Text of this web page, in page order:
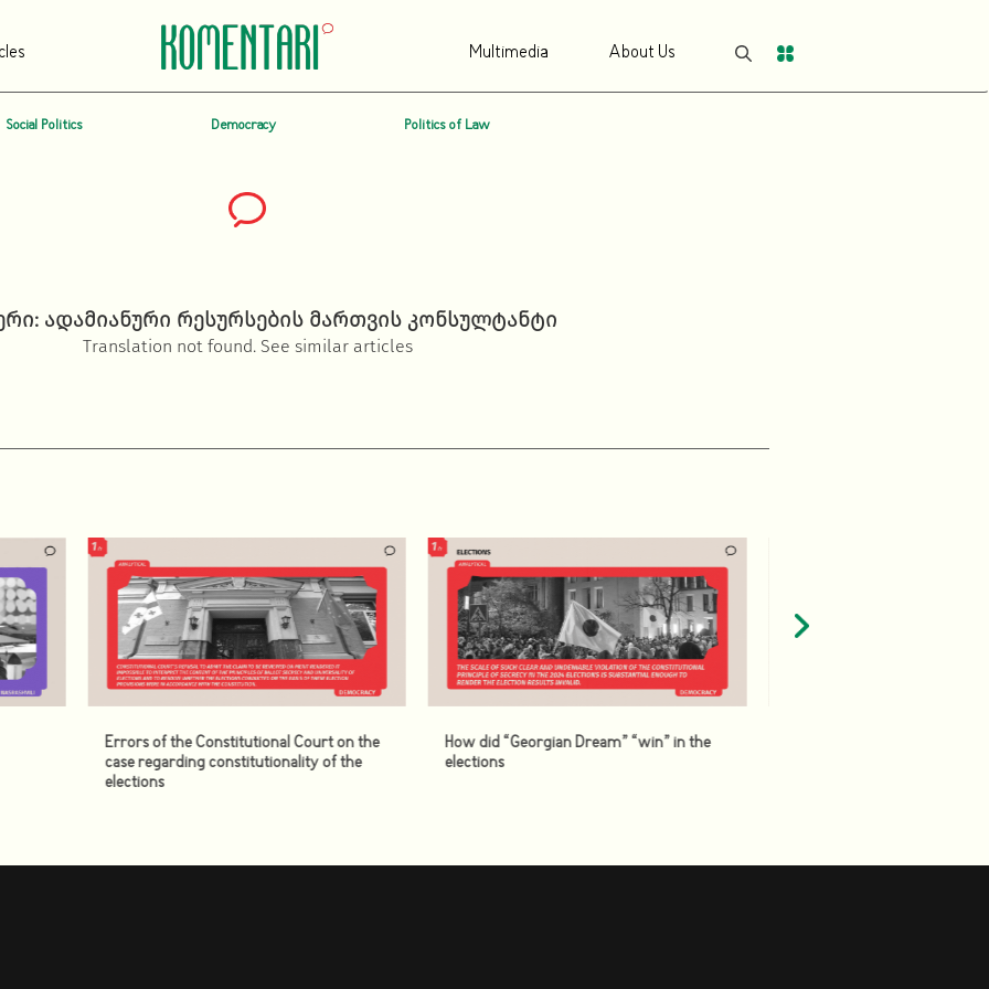
Multimedia About Us
Social Politics Democracy Politics of Law
ადამიანური რესურსების მართვის კონსულტანტი
Translation not found. See similar articles
Errors of the Constitutional Court on the
case regarding constitutionality of the
elections
How did “Georgian Dream” “win” in the
elections